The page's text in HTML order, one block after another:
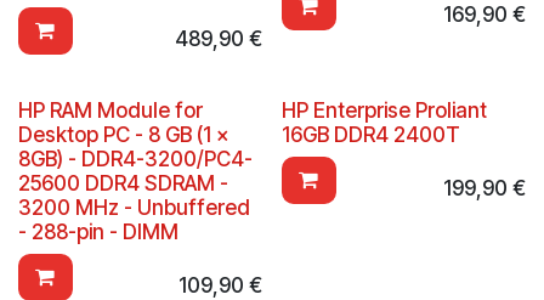
489,90 €
169,90 €
HP RAM Module for
Desktop PC - 8 GB (1 x
8GB) - DDR4-3200/PC4-
25600 DDR4 SDRAM -
3200 MHz - Unbuffered
- 288-pin - DIMM
109,90 €
HP Enterprise Proliant
16GB DDR4 2400T
199,90 €